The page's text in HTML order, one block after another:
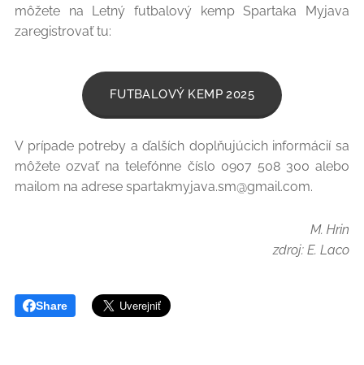
môžete na Letný futbalový kemp Spartaka Myjava
zaregistrovať tu:
FUTBALOVÝ KEMP 2025
V prípade potreby a ďalších doplňujúcich informácií sa
môžete ozvať na telefónne číslo 0907 508 300 alebo
mailom na adrese spartakmyjava.sm@gmail.com.
M. Hrin
zdroj: E. Laco
Share